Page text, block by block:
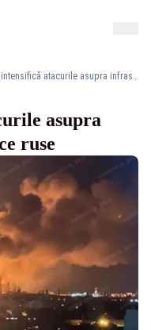
Ucraina intensifică atacurile asupra infrastructurii energetice ruse
asupra
ruse